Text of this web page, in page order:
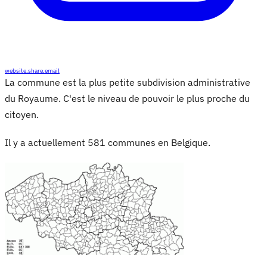
website.share.email
La commune est la plus petite subdivision administrative
du Royaume. C'est le niveau de pouvoir le plus proche du
citoyen.
Il y a actuellement 581 communes en Belgique.